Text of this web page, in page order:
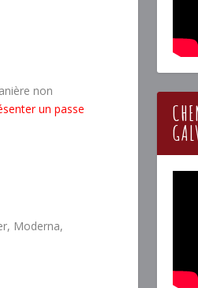
non
un passe
Moderna,